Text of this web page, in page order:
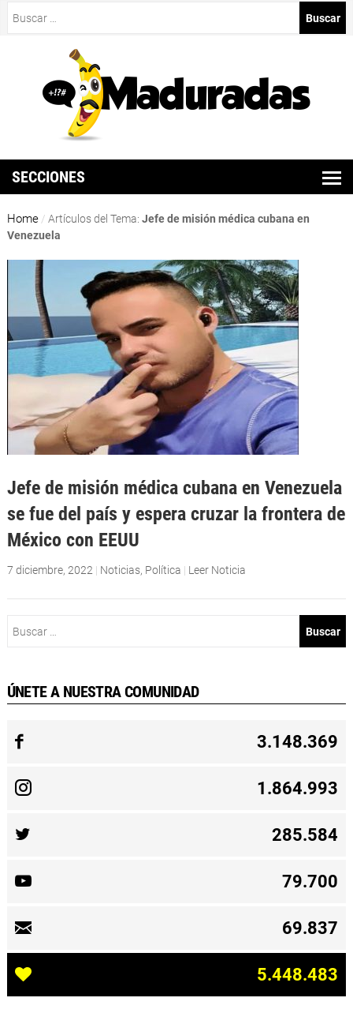
SECCIONES
Home / Artículos del Tema: Jefe de misión médica cubana en
Venezuela
Jefe de misión médica cubana en Venezuela
se fue del país y espera cruzar la frontera de
México con EEUU
7 diciembre, 2022| Noticias, Política | Leer Noticia
ÚNETE A NUESTRA COMUNIDAD
3.148.369
1.864.993
285.584
79.700
69.837
5.448.483